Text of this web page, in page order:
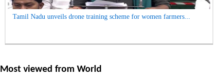
Tamil Nadu unveils drone training scheme for women farmers...
Most viewed from World